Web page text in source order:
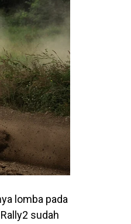
lomba pada
sudah